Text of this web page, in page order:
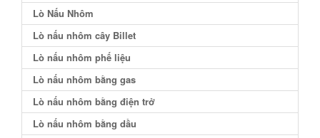
Lò Nấu Nhôm
Lò nấu nhôm cây Billet
Lò nấu nhôm phế liệu
Lò nấu nhôm bằng gas
Lò nấu nhôm bằng điện trở
Lò nấu nhôm bằng dầu